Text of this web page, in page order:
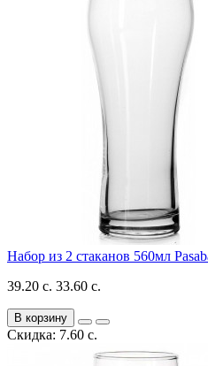
Набор из 2 стаканов 560мл
39.20 с. 33.60 с.
В корзину
Скидка: 7.60 с.